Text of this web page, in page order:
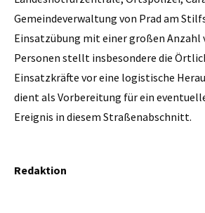
Gemeindeverwaltung von Prad am
Einsatzübung mit einer großen Anzahl
Personen stellt insbesondere die
Einsatzkräfte vor eine logistische
dient als Vorbereitung für ein
Ereignis in diesem Straßenabschnitt.
Redaktion